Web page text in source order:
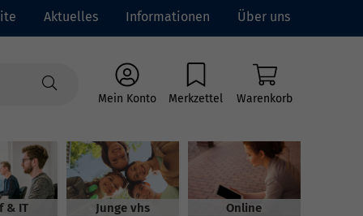
Aktuelles Informationen Über uns
Mein Konto Merkzettel Warenkorb
& IT Junge vhs Online